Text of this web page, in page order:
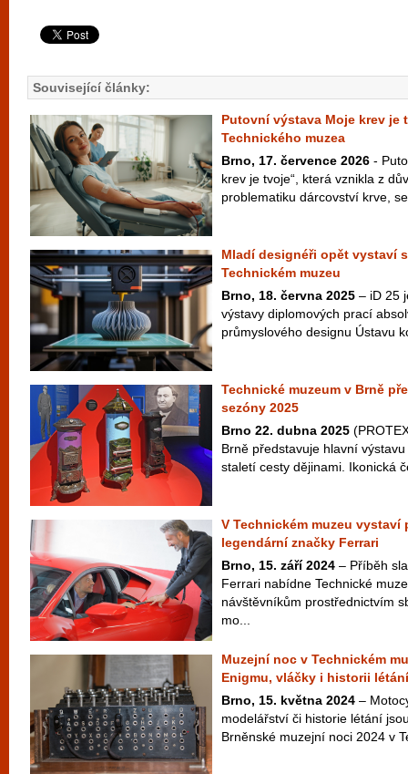
Související články:
Putovní výstava Moje krev je
Technického muzea
Brno, 17. července 2026 -
krev je tvoje“, která vznikla z
problematiku dárcovství krve,
Mladí designéři opět vystaví
Technickém muzeu
Brno, 18. června 2025 – iD 25
výstavy diplomových prací
průmyslového designu Ústavu
Technické muzeum v Brně
sezóny 2025
Brno 22. dubna 2025
Brně představuje hlavní
staletí cesty dějinami. Ikonická
V Technickém muzeu vystaví
legendární značky Ferrari
Brno, 15. září 2024 – Příběh
Ferrari nabídne Technické
návštěvníkům prostřednictvím
mo...
Muzejní noc v Technickém
Enigmu, vláčky i historii létání
Brno, 15. května 2024 –
modelářství či historie létání
Brněnské muzejní noci 2024 v